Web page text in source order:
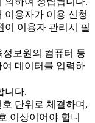
용자가 이용 신청
이 이용자 관리시 필
보원의 컴퓨터 등
데이터를 입력하
니다.
단위로 체결하며,
이상이어야 합니